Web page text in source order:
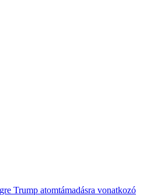
Trump atomtámadásra vonatkozó